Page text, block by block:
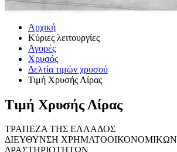
Αρχική
Κύριες λειτουργίες
Αγορές
Χρυσός
Δελτία τιμών χρυσού
Τιμή Χρυσής Λίρας
Τιμή Χρυσής Λίρας
ΤΡΑΠΕΖΑ ΤΗΣ ΕΛΛΑΔΟΣ
ΔΙΕΥΘΥΝΣΗ ΧΡΗΜΑΤΟΟΙΚΟΝΟΜΙΚΩΝ